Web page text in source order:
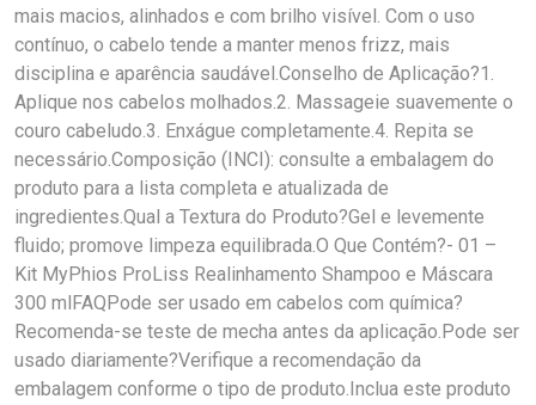
mais macios, alinhados e com brilho visível. Com o uso
contínuo, o cabelo tende a manter menos frizz, mais
disciplina e aparência saudável.Conselho de Aplicação?1.
Aplique nos cabelos molhados.2. Massageie suavemente o
couro cabeludo.3. Enxágue completamente.4. Repita se
necessário.Composição (INCI): consulte a embalagem do
produto para a lista completa e atualizada de
ingredientes.Qual a Textura do Produto?Gel e levemente
fluido; promove limpeza equilibrada.O Que Contém?- 01 –
Kit MyPhios ProLiss Realinhamento Shampoo e Máscara
300 mlFAQPode ser usado em cabelos com química?
Recomenda-se teste de mecha antes da aplicação.Pode ser
usado diariamente?Verifique a recomendação da
embalagem conforme o tipo de produto.Inclua este produto